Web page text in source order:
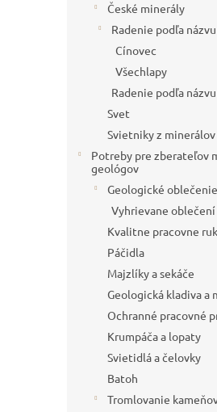
České minerály
Radenie podľa
Cínovec
Všechlapy
Radenie podľa
Svet
Svietniky z minerálov
Potreby pre zberateľov
geológov
Geologické oblečenie
Vyhrievane oblečení
Kvalitne pracovne
Páčidla
Majzlíky a sekáče
Geologická kladiva a
Ochranné pracovné
Krumpáča a lopaty
Svietidlá a čelovky
Batoh
Tromlovanie